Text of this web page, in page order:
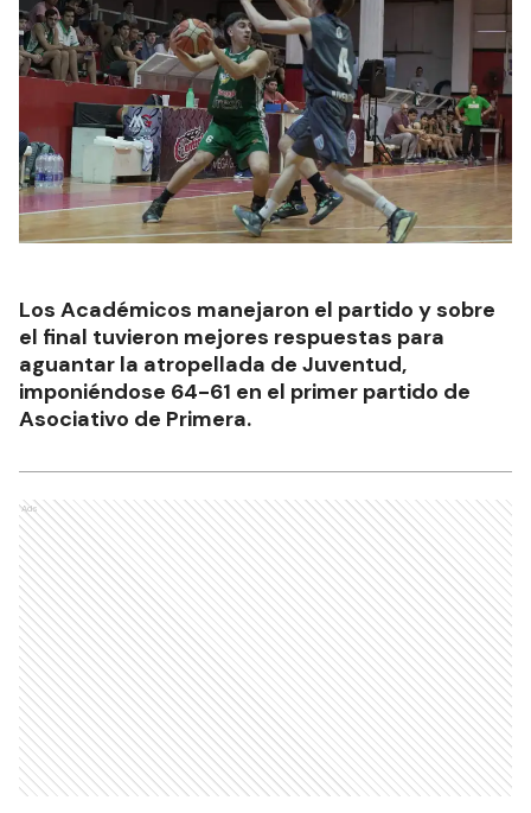
Los Académicos manejaron el partido y sobre
el final tuvieron mejores respuestas para
aguantar la atropellada de Juventud,
imponiéndose 64-61 en el primer partido de
Asociativo de Primera.
Ads